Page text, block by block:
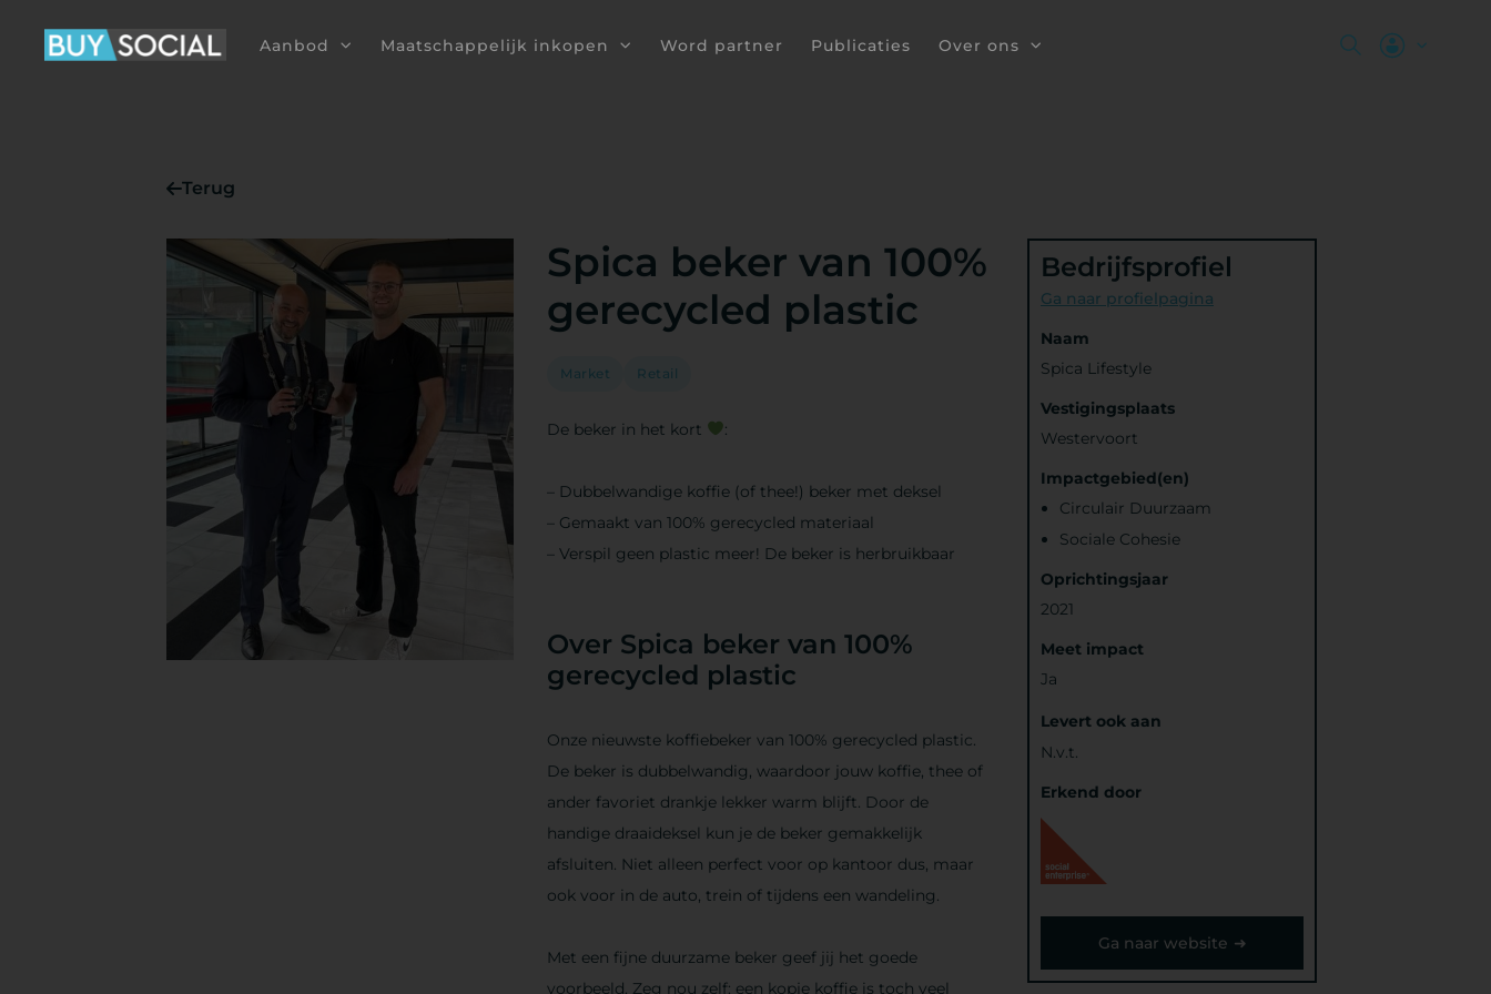
Aanbod Maatschappelijk inkopen Word partner Publicaties Over ons
Terug
Spica beker van 100%
gerecycled plastic
Market Retail
De beker in het kort :
– Dubbelwandige koffie (of thee!) beker met deksel
– Gemaakt van 100% gerecycled materiaal
– Verspil geen plastic meer! De beker is herbruikbaar
Over Spica beker van 100%
gerecycled plastic
Onze nieuwste koffiebeker van 100% gerecycled plastic.
De beker is dubbelwandig, waardoor jouw koffie, thee of
ander favoriet drankje lekker warm blijft. Door de
handige draaideksel kun je de beker gemakkelijk
afsluiten. Niet alleen perfect voor op kantoor dus, maar
ook voor in de auto, trein of tijdens een wandeling.
Met een fijne duurzame beker geef jij het goede
voorbeeld. Zeg nou zelf: een kopje koffie is toch veel
Bedrijfsprofiel
Ga naar profielpagina
Naam
Spica Lifestyle
Vestigingsplaats
Westervoort
Impactgebied(en)
Circulair Duurzaam
Sociale Cohesie
Oprichtingsjaar
2021
Meet impact
Ja
Levert ook aan
N.v.t.
Erkend door
Ga naar website